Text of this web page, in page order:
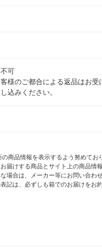
可
様のご都合による返品はお
込みください。
商品情報を表示するよう努めて
届けする商品とサイト上の商品
場合は、メーカー等にお問い合わせ
記は、必ずしも箱でのお届けを